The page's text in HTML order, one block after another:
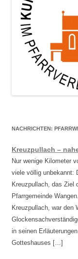
NACHRICHTEN:
Kreuzpullach –
Nur wenige Kilometer
viele völlig unbekannt:
Kreuzpullach, das Ziel
Pfarrgemeinde
Kreuzpullach, war den
in seinen
Gotteshauses […]